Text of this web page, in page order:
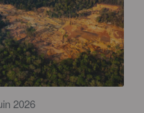
2026